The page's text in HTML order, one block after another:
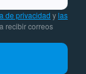
de privacidad ylas
recibir correos